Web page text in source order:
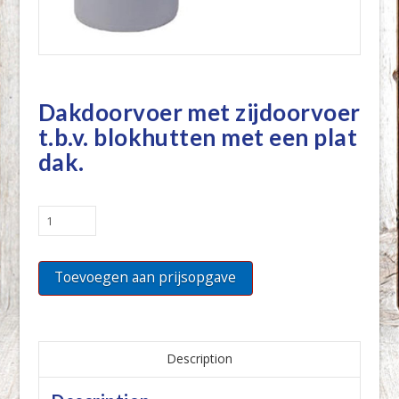
Dakdoorvoer met zijdoorvoer
t.b.v. blokhutten met een plat
dak.
Dakdoorvoer
met
t.b.v.
blokhutten
een
dak.
Toevoegen aan prijsopgave
Description